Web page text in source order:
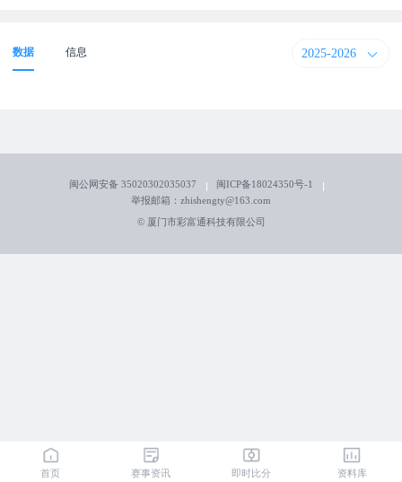
数据 信息 2025-2026
闽公网安备 35020302035037
闽ICP备18024350号-1
举报邮箱：zhishengty@163.com
© 厦门市彩富通科技有限公司
首页 赛事资讯 即时比分 资料库